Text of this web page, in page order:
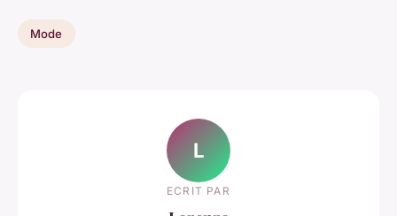
Mode
L
ECRIT PAR